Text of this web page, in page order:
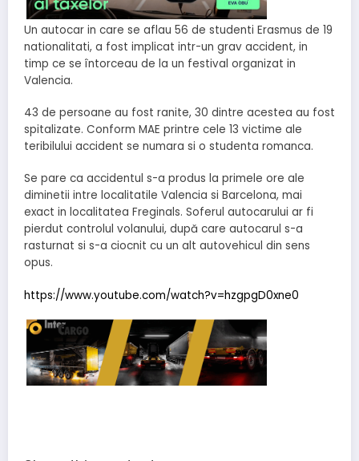
Un autocar in care se aflau 56 de studenti Erasmus de 19
nationalitati, a fost implicat intr-un grav accident, in
timp ce se întorceau de la un festival organizat in
Valencia.
43 de persoane au fost ranite, 30 dintre acestea au fost
spitalizate. Conform MAE printre cele 13 victime ale
teribilului accident se numara si o studenta romanca.
Se pare ca accidentul s-a produs la primele ore ale
diminetii intre localitatile Valencia si Barcelona, mai
exact in localitatea Freginals. Soferul autocarului ar fi
pierdut controlul volanului, după care autocarul s-a
rasturnat si s-a ciocnit cu un alt autovehicul din sens
opus.
https://www.youtube.com/watch?v=hzgpgD0xne0